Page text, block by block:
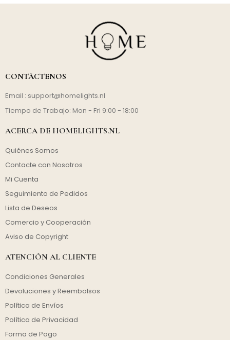
CONTÁCTENOS
Email : support@homelights.nl
Tiempo de Trabajo: Mon - Fri 9:00 - 18:00
ACERCA DE HOMELIGHTS.NL
Quiénes Somos
Contacte con Nosotros
Mi Cuenta
Seguimiento de Pedidos
Lista de Deseos
Comercio y Cooperación
Aviso de Copyright
ATENCIÓN AL CLIENTE
Condiciones Generales
Devoluciones y Reembolsos
Política de Envíos
Política de Privacidad
Forma de Pago